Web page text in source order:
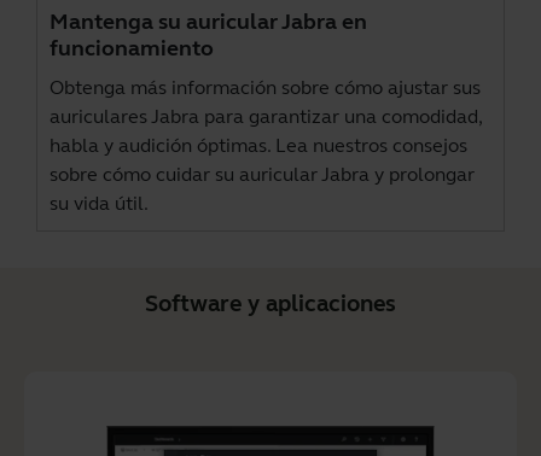
Mantenga su auricular Jabra en
funcionamiento
Obtenga más información sobre cómo ajustar sus
auriculares Jabra para garantizar una comodidad,
habla y audición óptimas. Lea nuestros consejos
sobre cómo cuidar su auricular Jabra y prolongar
su vida útil.
Software y aplicaciones